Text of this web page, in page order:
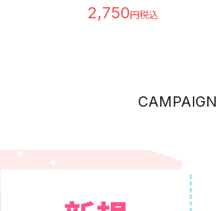
2,750
CAMPAIGN